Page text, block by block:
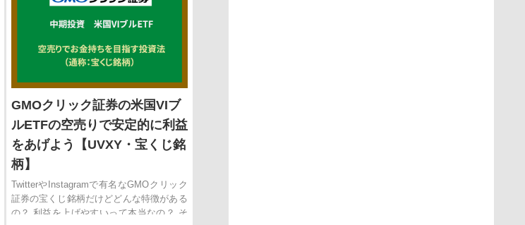
GMOクリック証券の米国VIブ
ルETFの空売りで安定的に利益
をあげよう【UVXY・宝くじ銘
柄】
TwitterやInstagramで有名なGMOクリック
証券の宝くじ銘柄だけどどんな特徴がある
の？ 利益を上げやすいって本当なの？ そ